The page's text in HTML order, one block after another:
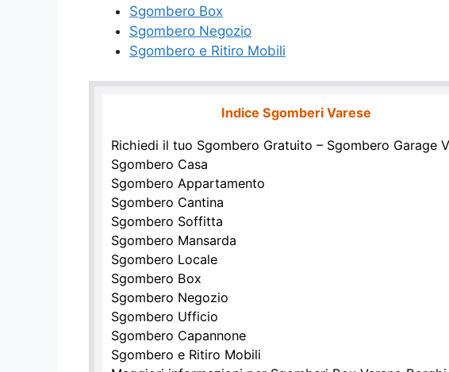
Sgombero Box
Sgombero Negozio
Sgombero e Ritiro Mobili
Indice Sgomberi Varese
Richiedi il tuo Sgombero Gratuito – Sgombero Garage
Sgombero Casa
Sgombero Appartamento
Sgombero Cantina
Sgombero Soffitta
Sgombero Mansarda
Sgombero Locale
Sgombero Box
Sgombero Negozio
Sgombero Ufficio
Sgombero Capannone
Sgombero e Ritiro Mobili